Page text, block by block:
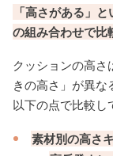
「高さがある」
の組み合わせで比
クッションの高さ
きの高さ」が異な
以下の点で比較し
素材別の高さ